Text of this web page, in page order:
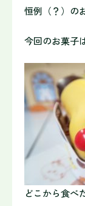
恒例（？）の
今回のお菓子
どこから食べ